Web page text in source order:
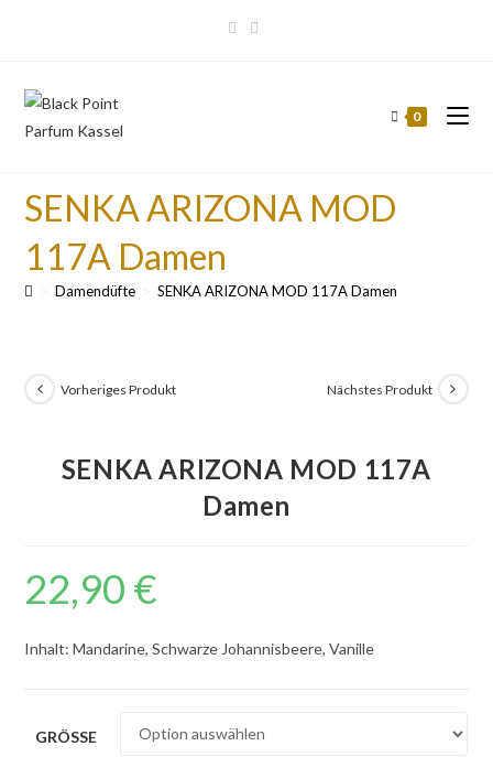
0
SENKA ARIZONA MOD
117A Damen
Damendüfte SENKA ARIZONA MOD 117A Damen
Vorheriges Produkt Nächstes Produkt
SENKA ARIZONA MOD 117A
Damen
22,90 €
Inhalt: Mandarine, Schwarze Johannisbeere, Vanille
GRÖSSE